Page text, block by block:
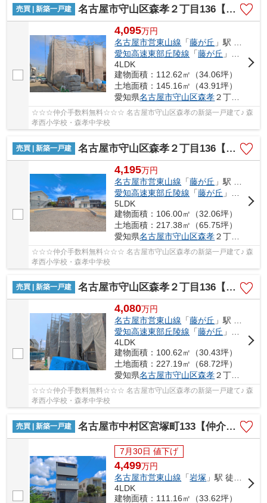
売買 | 新築一戸建 名古屋市守山区森孝２丁目136【仲介手数料無料】新築一戸建て 2号棟
4,095万円
名古屋市営東山線 「藤が丘 」駅 徒歩29分
愛知高速東部丘陵線 「藤が丘 」駅 徒歩29分
4LDK
建物面積：112.62㎡（34.06坪）
土地面積：145.16㎡（43.91坪）
愛知県名古屋市守山区森孝２丁目136
☆☆☆仲介手数料無料☆☆☆ 名古屋市守山区森孝の新築一戸建て♪ 森
孝西小学校・森孝中学校
売買 | 新築一戸建 名古屋市守山区森孝２丁目136【仲介手数料無料】新築一戸建て 3号棟
4,195万円
名古屋市営東山線 「藤が丘 」駅 徒歩29分
愛知高速東部丘陵線 「藤が丘 」駅 徒歩29分
5LDK
建物面積：106.00㎡（32.06坪）
土地面積：217.38㎡（65.75坪）
愛知県名古屋市守山区森孝２丁目136
☆☆☆仲介手数料無料☆☆☆ 名古屋市守山区森孝の新築一戸建て♪ 森
孝西小学校・森孝中学校
売買 | 新築一戸建 名古屋市守山区森孝２丁目136【仲介手数料無料】新築一戸建て 4号棟
4,080万円
名古屋市営東山線 「藤が丘 」駅 徒歩29分
愛知高速東部丘陵線 「藤が丘 」駅 徒歩29分
4LDK
建物面積：100.62㎡（30.43坪）
土地面積：227.19㎡（68.72坪）
愛知県名古屋市守山区森孝２丁目136
☆☆☆仲介手数料無料☆☆☆ 名古屋市守山区森孝の新築一戸建て♪ 森
孝西小学校・森孝中学校
売買 | 新築一戸建 名古屋市中村区宮塚町133【仲介手数料無料】新築一戸建て 1号棟
7月30日 値下げ
4,499万円
名古屋市営東山線 「岩塚 」駅 徒歩17分
4LDK
建物面積：111.16㎡（33.62坪）